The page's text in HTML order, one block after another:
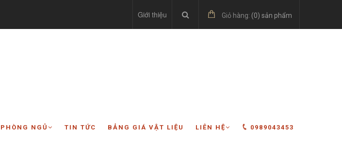
Giới thiệu Giỏ hàng: (0) sản phẩm
PHÒNG NGỦ TIN TỨC BẢNG GIÁ VẬT LIỆU LIÊN HỆ 0989043453